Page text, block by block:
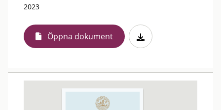
2023
Öppna dokument